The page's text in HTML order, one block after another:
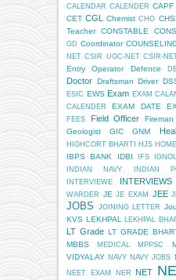
CALENDAR CALENDER CAPF
CET CGL Chemist CHO CHSL
Teacher
CONSTABLE
GD Coordinator
NET CSIR UGC-NET CSIR-
Entry Operator
Defence
Doctor Draftsman Driver
ESIC EWS Exam EXAM
CALENDER
EXAM DATE
FEES
Field Officer Fireman
Geologist GIC GNM
HIGHCORT BHARTI HJS
IBPS BANK
IDBI IFS
INDIAN NAVY INDIAN
INTERVIEWE INTERVIEWS
WARDER JE JE EXAM JEE
JOBS JOINING LETTER
KVS LEKHPAL LEKHPAL
LT Grade LT GRADE
MBBS
MEDICAL MPPSC
VIDYALAY NAVY NAVY JOBS
NEET EXAM NER NET